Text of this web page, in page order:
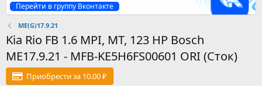
Перейти в группу Вконтакте
ME(G)17.9.21
Kia Rio FB 1.6 MPI, MT, 123 HP Bosch
ME17.9.21 - MFB-KE5H6FS00601 ORI (Сток)
Приобрести за 10.00 ₽